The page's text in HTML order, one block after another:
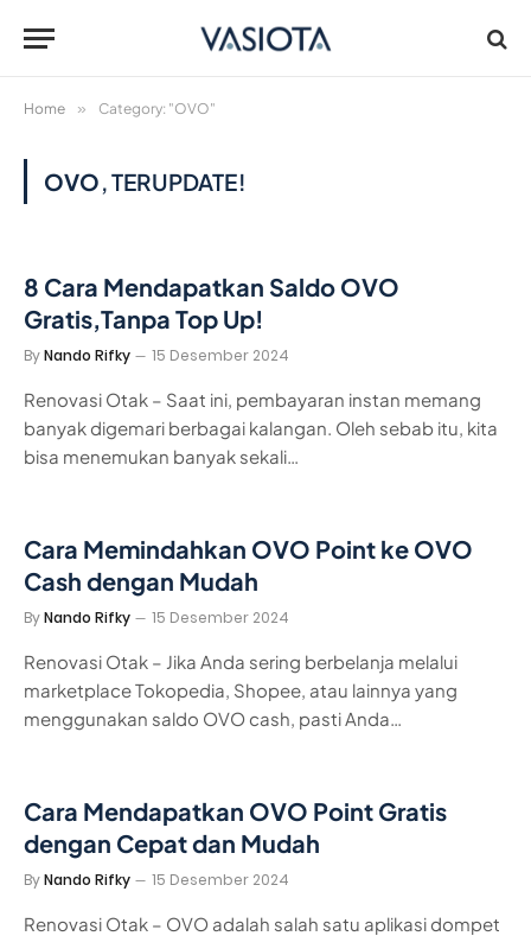
Home » Category: "OVO"
OVO, TERUPDATE!
8 Cara Mendapatkan Saldo OVO
Gratis,Tanpa Top Up!
ByNando Rifky 15 Desember 2024
Renovasi Otak – Saat ini, pembayaran instan memang
banyak digemari berbagai kalangan. Oleh sebab itu, kita
bisa menemukan banyak sekali…
Cara Memindahkan OVO Point ke OVO
Cash dengan Mudah
ByNando Rifky 15 Desember 2024
Renovasi Otak – Jika Anda sering berbelanja melalui
marketplace Tokopedia, Shopee, atau lainnya yang
menggunakan saldo OVO cash, pasti Anda…
Cara Mendapatkan OVO Point Gratis
dengan Cepat dan Mudah
ByNando Rifky 15 Desember 2024
Renovasi Otak – OVO adalah salah satu aplikasi dompet